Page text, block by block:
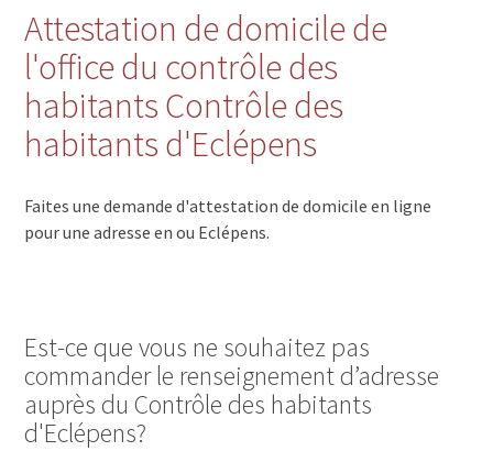
Attestation de domicile de
l'office du contrôle des
habitants Contrôle des
habitants d'Eclépens
Faites une demande d'attestation de domicile en ligne
pour une adresse en ou Eclépens.
Est-ce que vous ne souhaitez pas
commander le renseignement d’adresse
auprès du Contrôle des habitants
d'Eclépens?